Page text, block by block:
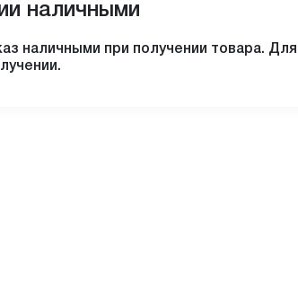
наличными
наличными при получении товара.